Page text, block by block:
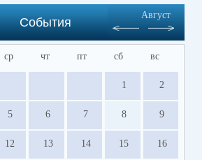
События
Август
ср чт пт сб вс
1 2
5 6 7 8 9
12 13 14 15 16